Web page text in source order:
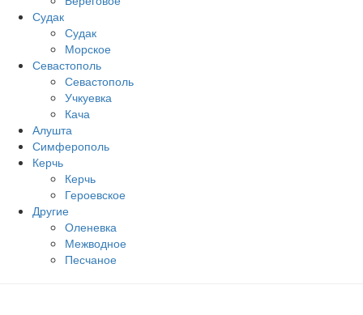
Судак
Судак
Морское
Севастополь
Севастополь
Учкуевка
Кача
Алушта
Симферополь
Керчь
Керчь
Героевское
Другие
Оленевка
Межводное
Песчаное